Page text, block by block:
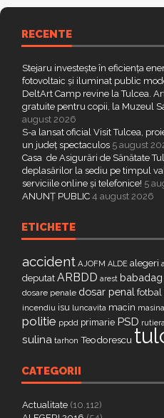
RECENTE
Stejaru investește în eficiența
fotovoltaic și iluminat public
DeltArt Camp revine la Tulcea.
gratuite pentru copii, la Muzeul
august 2026
S-a lansat oficial Visit Tulcea,
un județ spectaculos 5 august
Casa de Asigurări de Sănătate
deplasărilor la sediu pe timpul
serviciile online și telefonice! 5
ANUNȚ PUBLIC 4 august 2026
ETICHETE
accident AJOFM ALDE alegeri
deputat ARBDD arest babadag
dosare penale dosar penal fotbal
incendiu isu luncavita macin masina
politie ppdd primarie PSD
sulina tarhon Teodorescu
CATEGORII
Actualitate (10.112)